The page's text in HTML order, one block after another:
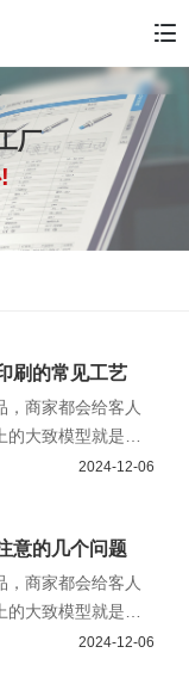
厂
刷的常见工艺
，商家都会给客人
的大致模型就是实
的产品都会有画册
2024-12-06
意的几个问题
，商家都会给客人
的大致模型就是实
的产品都会有画册
2024-12-06